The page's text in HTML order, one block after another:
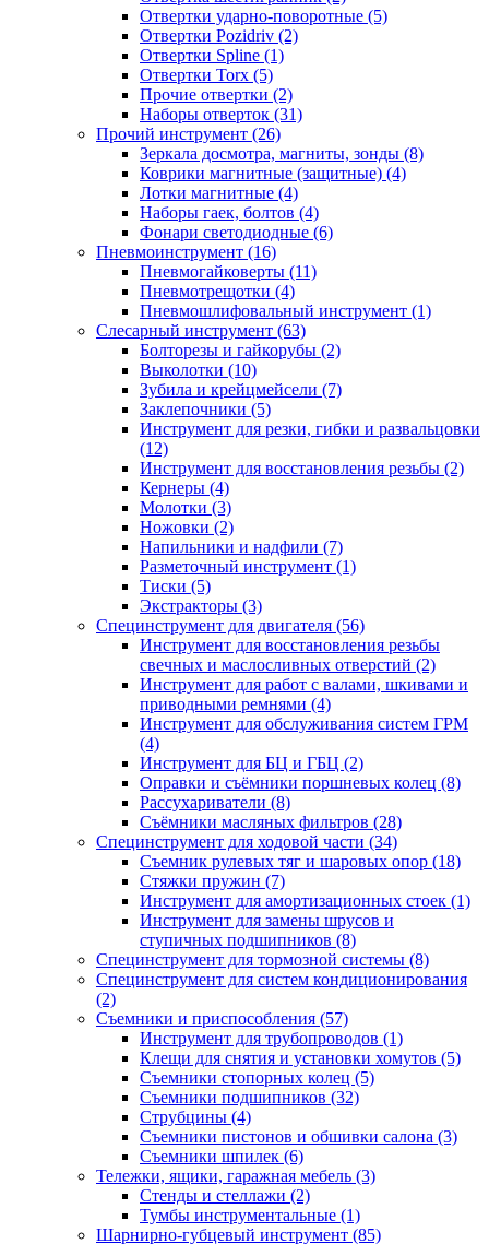
Отвертки ударно-поворотные (5)
Отвертки Pozidriv (2)
Отвертки Spline (1)
Отвертки Torx (5)
Прочие отвертки (2)
Наборы отверток (31)
Прочий инструмент (26)
Зеркала досмотра, магниты, зонды (8)
Коврики магнитные (защитные) (4)
Лотки магнитные (4)
Наборы гаек, болтов (4)
Фонари светодиодные (6)
Пневмоинструмент (16)
Пневмогайковерты (11)
Пневмотрещотки (4)
Пневмошлифовальный инструмент (1)
Слесарный инструмент (63)
Болторезы и гайкорубы (2)
Выколотки (10)
Зубила и крейцмейсели (7)
Заклепочники (5)
Инструмент для резки, гибки и развальцовки
(12)
Инструмент для восстановления резьбы (2)
Кернеры (4)
Молотки (3)
Ножовки (2)
Напильники и надфили (7)
Разметочный инструмент (1)
Тиски (5)
Экстракторы (3)
Специнструмент для двигателя (56)
Инструмент для восстановления резьбы
свечных и маслосливных отверстий (2)
Инструмент для работ с валами, шкивами и
приводными ремнями (4)
Инструмент для обслуживания систем ГРМ
(4)
Инструмент для БЦ и ГБЦ (2)
Оправки и съёмники поршневых колец (8)
Рассухариватели (8)
Съёмники масляных фильтров (28)
Специнструмент для ходовой части (34)
Съемник рулевых тяг и шаровых опор (18)
Стяжки пружин (7)
Инструмент для амортизационных стоек (1)
Инструмент для замены шрусов и
ступичных подшипников (8)
Специнструмент для тормозной системы (8)
Специнструмент для систем кондиционирования
(2)
Съемники и приспособления (57)
Инструмент для трубопроводов (1)
Клещи для снятия и установки хомутов (5)
Съемники стопорных колец (5)
Съемники подшипников (32)
Струбцины (4)
Съемники пистонов и обшивки салона (3)
Съемники шпилек (6)
Тележки, ящики, гаражная мебель (3)
Cтенды и стеллажи (2)
Тумбы инструментальные (1)
Шарнирно-губцевый инструмент (85)